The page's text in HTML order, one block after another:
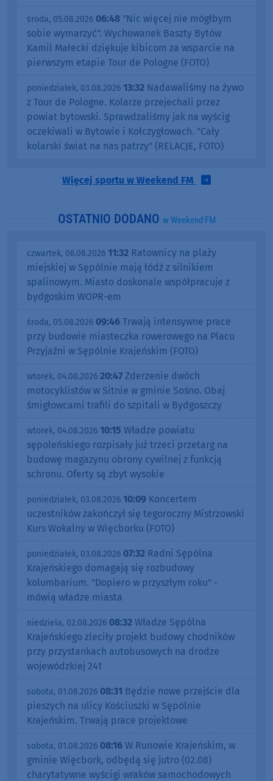
środa, 05.08.2026 06:48 "Nic więcej nie mógłbym
sobie wymarzyć". Wychowanek Baszty Bytów
Kamil Małecki dziękuje kibicom za wsparcie na
pierwszym etapie Tour de Pologne (FOTO)
poniedziałek, 03.08.2026 13:32 Nadawaliśmy na żywo
z Tour de Pologne. Kolarze przejechali przez
powiat bytowski. Sprawdzaliśmy jak na wyścig
oczekiwali w Bytowie i Kołczygłowach. "Cały
kolarski świat na nas patrzy" (RELACJE, FOTO)
Więcej sportu w Weekend FM
OSTATNIO DODANO w Weekend FM
czwartek, 06.08.2026 11:32 Ratownicy na plaży
miejskiej w Sępólnie mają łódź z silnikiem
spalinowym. Miasto doskonale współpracuje z
bydgoskim WOPR-em
środa, 05.08.2026 09:46 Trwają intensywne prace
przy budowie miasteczka rowerowego na Placu
Przyjaźni w Sępólnie Krajeńskim (FOTO)
wtorek, 04.08.2026 20:47 Zderzenie dwóch
motocyklistów w Sitnie w gminie Sośno. Obaj
śmigłowcami trafili do szpitali w Bydgoszczy
wtorek, 04.08.2026 10:15 Władze powiatu
sępoleńskiego rozpisały już trzeci przetarg na
budowę magazynu obrony cywilnej z funkcją
schronu. Oferty są zbyt wysokie
poniedziałek, 03.08.2026 10:09 Koncertem
uczestników zakończył się tegoroczny Mistrzowski
Kurs Wokalny w Więcborku (FOTO)
poniedziałek, 03.08.2026 07:32 Radni Sępólna
Krajeńskiego domagają się rozbudowy
kolumbarium. "Dopiero w przyszłym roku" -
mówią władze miasta
niedziela, 02.08.2026 08:32 Władze Sępólna
Krajeńskiego zleciły projekt budowy chodników
przy przystankach autobusowych na drodze
wojewódzkiej 241
sobota, 01.08.2026 08:31 Będzie nowe przejście dla
pieszych na ulicy Kościuszki w Sępólnie
Krajeńskim. Trwają prace projektowe
sobota, 01.08.2026 08:16 W Runowie Krajeńskim, w
gminie Więcbork, odbędą się jutro (02.08)
charytatywne wyścigi wraków samochodowych